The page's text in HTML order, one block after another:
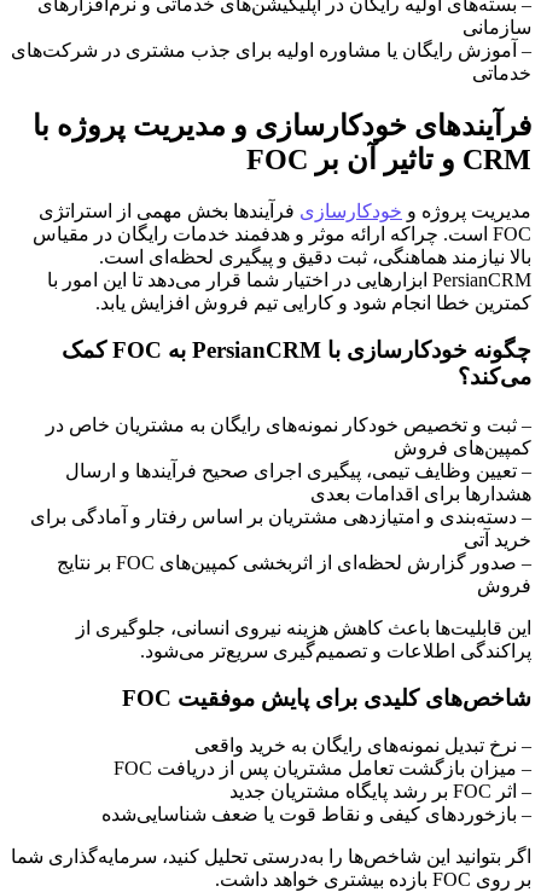
سازمانی
– آموزش رایگان یا مشاوره اولیه برای جذب مشتری در شرکت‌های
خدماتی
فرآیندهای خودکارسازی و مدیریت پروژه با
CRM و تاثیر آن بر FOC
مدیریت پروژه و خودکارسازی فرآیندها بخش مهمی از استراتژی
FOC است. چراکه ارائه موثر و هدفمند خدمات رایگان در مقیاس
بالا نیازمند هماهنگی، ثبت دقیق و پیگیری لحظه‌ای است.
PersianCRM ابزارهایی در اختیار شما قرار می‌دهد تا این امور با
کمترین خطا انجام شود و کارایی تیم فروش افزایش یابد.
چگونه خودکارسازی با PersianCRM به FOC کمک
می‌کند؟
– ثبت و تخصیص خودکار نمونه‌های رایگان به مشتریان خاص در
کمپین‌های فروش
– تعیین وظایف تیمی، پیگیری اجرای صحیح فرآیندها و ارسال
هشدارها برای اقدامات بعدی
– دسته‌بندی و امتیازدهی مشتریان بر اساس رفتار و آمادگی برای
خرید آتی
– صدور گزارش لحظه‌ای از اثربخشی کمپین‌های FOC بر نتایج
فروش
این قابلیت‌ها باعث کاهش هزینه نیروی انسانی، جلوگیری از
پراکندگی اطلاعات و تصمیم‌گیری سریع‌تر می‌شود.
شاخص‌های کلیدی برای پایش موفقیت FOC
– نرخ تبدیل نمونه‌های رایگان به خرید واقعی
– میزان بازگشت تعامل مشتریان پس از دریافت FOC
– اثر FOC بر رشد پایگاه مشتریان جدید
– بازخوردهای کیفی و نقاط قوت یا ضعف شناسایی‌شده
اگر بتوانید این شاخص‌ها را به‌درستی تحلیل کنید، سرمایه‌گذاری شما
بر روی FOC بازده بیشتری خواهد داشت.